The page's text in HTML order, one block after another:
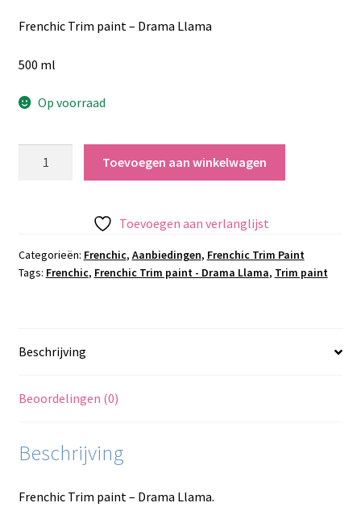
was:
is:
Frenchic Trim paint – Drama Llama
500 ml
Op voorraad
Llama
aantal
Toevoegen aan winkelwagen
Toevoegen aan verlanglijst
Categorieën: Frenchic, Aanbiedingen, Frenchic Trim Paint
Tags: Frenchic, Frenchic Trim paint - Drama Llama, Trim paint
Beschrijving
Beoordelingen (0)
Beschrijving
Frenchic Trim paint – Drama Llama.